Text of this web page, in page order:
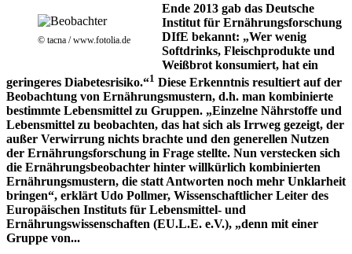
© tacna / www.fotolia.de
Ende 2013 gab das Deutsche
Institut für Ernährungsforschung
DIfE bekannt: „Wer wenig
Softdrinks, Fleischprodukte und
Weißbrot konsumiert, hat ein
geringeres Diabetesrisiko.“1 Diese Erkenntnis resultiert auf der
Beobachtung von Ernährungsmustern, d.h. man kombinierte
bestimmte Lebensmittel zu Gruppen. „Einzelne Nährstoffe und
Lebensmittel zu beobachten, das hat sich als Irrweg gezeigt, der
außer Verwirrung nichts brachte und den generellen Nutzen
der Ernährungsforschung in Frage stellte. Nun verstecken sich
die Ernährungsbeobachter hinter willkürlich kombinierten
Ernährungsmustern, die statt Antworten noch mehr Unklarheit
bringen“, erklärt Udo Pollmer, Wissenschaftlicher Leiter des
Europäischen Instituts für Lebensmittel- und
Ernährungswissenschaften (EU.L.E. e.V.), „denn mit einer
Gruppe von...